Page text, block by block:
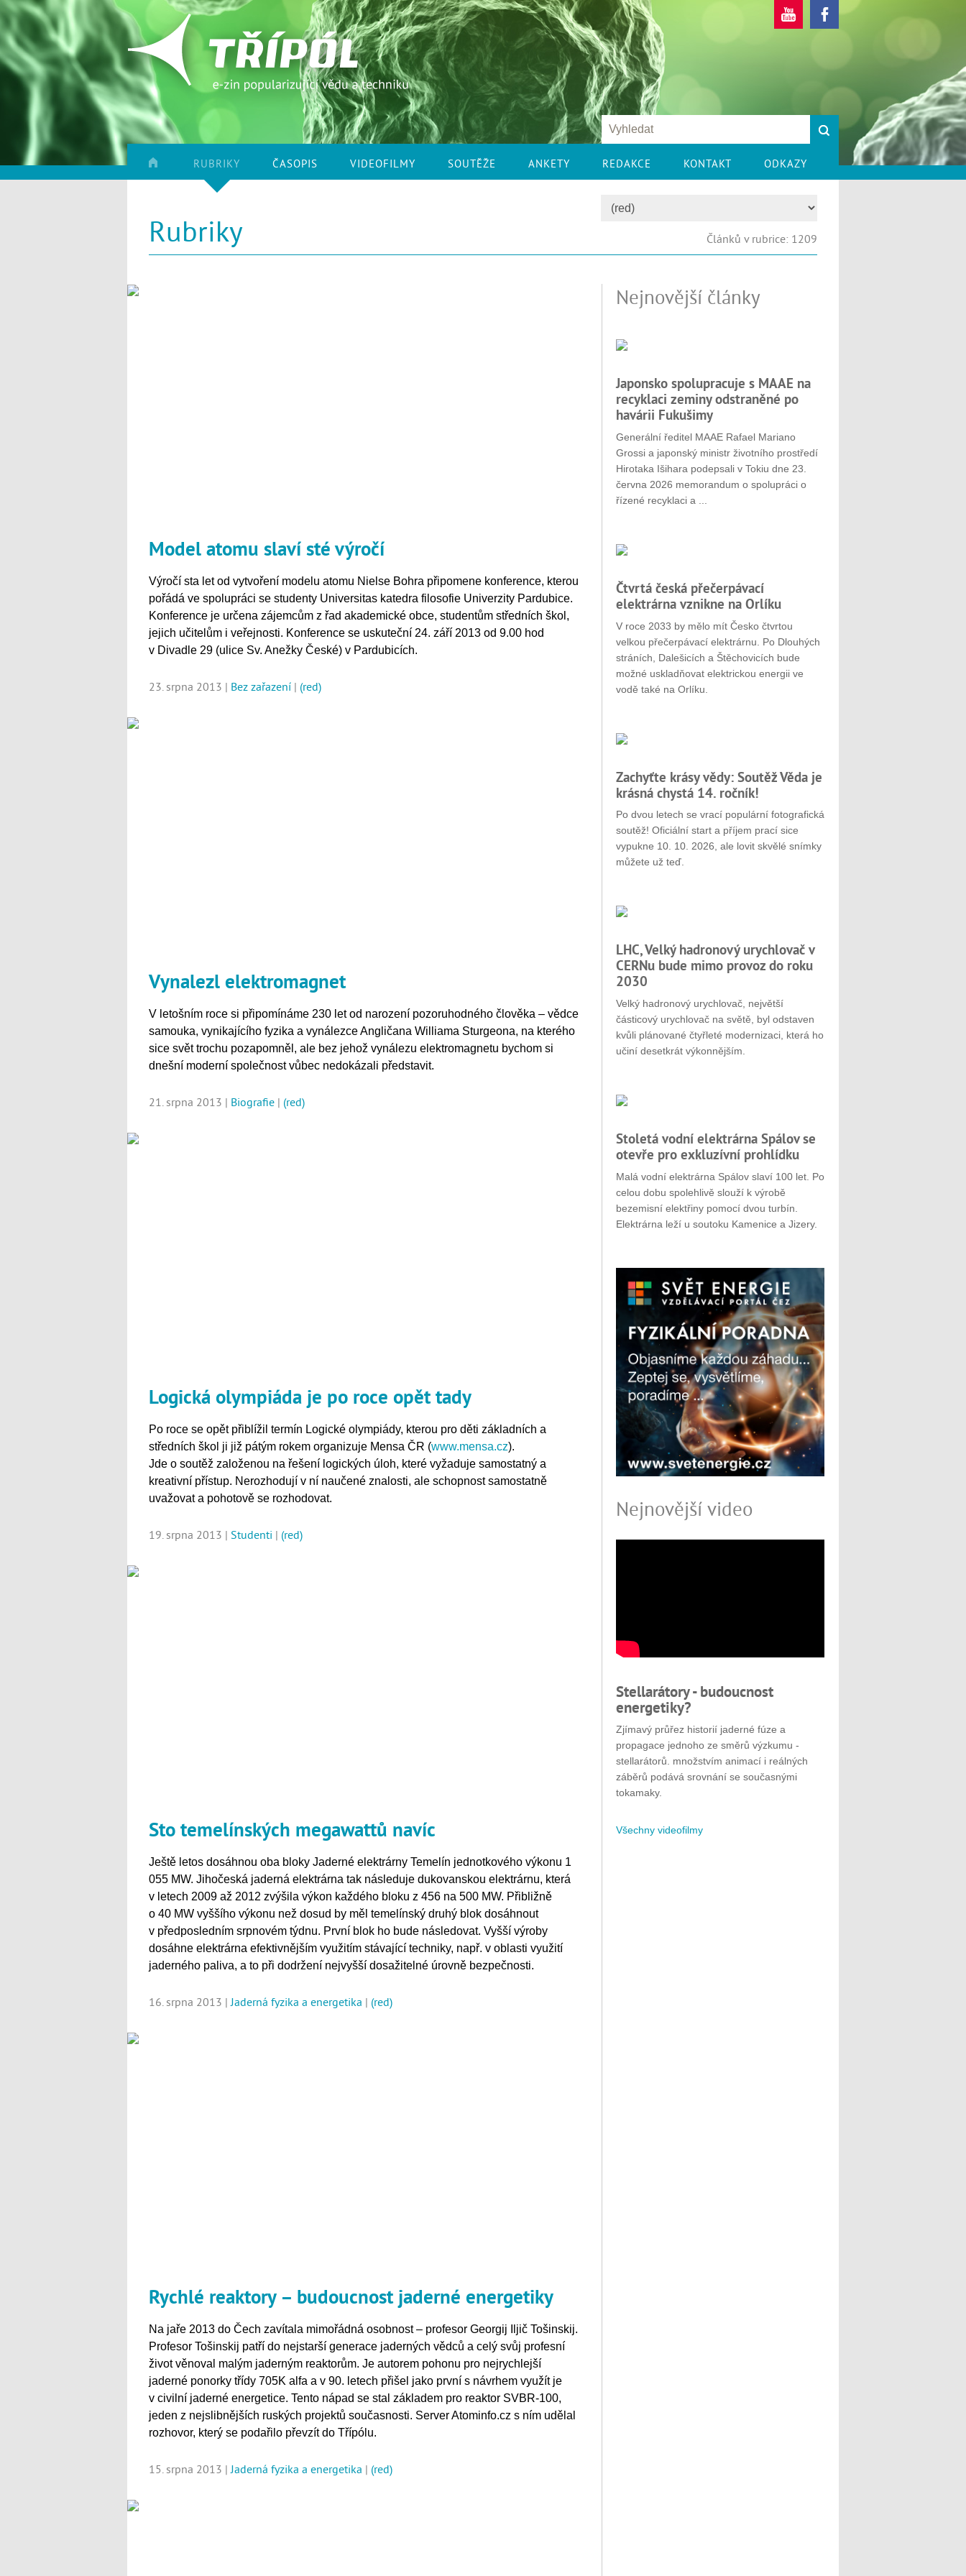
RUBRIKY ČASOPIS VIDEOFILMY SOUTĚŽE ANKETY REDAKCE KONTAKT ODKAZY
Rubriky Článků v rubrice: 1209
Model atomu slaví sté výročí
Výročí sta let od vytvoření modelu atomu Nielse Bohra připomene konference, kterou
pořádá ve spolupráci se studenty Universitas katedra filosofie Univerzity Pardubice.
Konference je určena zájemcům z řad akademické obce, studentům středních škol,
jejich učitelům i veřejnosti. Konference se uskuteční 24. září 2013 od 9.00 hod
v Divadle 29 (ulice Sv. Anežky České) v Pardubicích.
23. srpna 2013 | Bez zařazení | (red)
Vynalezl elektromagnet
V letošním roce si připomínáme 230 let od narození pozoruhodného člověka – vědce
samouka, vynikajícího fyzika a vynálezce Angličana Williama Sturgeona, na kterého
sice svět trochu pozapomněl, ale bez jehož vynálezu elektromagnetu bychom si
dnešní moderní společnost vůbec nedokázali představit.
21. srpna 2013 | Biografie | (red)
Logická olympiáda je po roce opět tady
Po roce se opět přiblížil termín Logické olympiády, kterou pro děti základních a
středních škol ji již pátým rokem organizuje Mensa ČR (www.mensa.cz).
Jde o soutěž založenou na řešení logických úloh, které vyžaduje samostatný a
kreativní přístup. Nerozhodují v ní naučené znalosti, ale schopnost samostatně
uvažovat a pohotově se rozhodovat.
19. srpna 2013 | Studenti | (red)
Sto temelínských megawattů navíc
Ještě letos dosáhnou oba bloky Jaderné elektrárny Temelín jednotkového výkonu 1
055 MW. Jihočeská jaderná elektrárna tak následuje dukovanskou elektrárnu, která
v letech 2009 až 2012 zvýšila výkon každého bloku z 456 na 500 MW. Přibližně
o 40 MW vyššího výkonu než dosud by měl temelínský druhý blok dosáhnout
v předposledním srpnovém týdnu. První blok ho bude následovat. Vyšší výroby
dosáhne elektrárna efektivnějším využitím stávající techniky, např. v oblasti využití
jaderného paliva, a to při dodržení nejvyšší dosažitelné úrovně bezpečnosti.
16. srpna 2013 |Jaderná fyzika a energetika | (red)
Rychlé reaktory – budoucnost jaderné energetiky
Na jaře 2013 do Čech zavítala mimořádná osobnost – profesor Georgij Iljič Tošinskij.
Profesor Tošinskij patří do nejstarší generace jaderných vědců a celý svůj profesní
život věnoval malým jaderným reaktorům. Je autorem pohonu pro nejrychlejší
jaderné ponorky třídy 705K alfa a v 90. letech přišel jako první s návrhem využít je
v civilní jaderné energetice. Tento nápad se stal základem pro reaktor SVBR-100,
jeden z nejslibnějších ruských projektů současnosti. Server Atominfo.cz s ním udělal
rozhovor, který se podařilo převzít do Třípólu.
15. srpna 2013 |Jaderná fyzika a energetika | (red)
Nejnovější články
Japonsko spolupracuje s MAAE na
recyklaci zeminy odstraněné po
havárii Fukušimy
Generální ředitel MAAE Rafael Mariano
Grossi a japonský ministr životního prostředí
Hirotaka Išihara podepsali v Tokiu dne 23.
června 2026 memorandum o spolupráci o
řízené recyklaci a ...
Čtvrtá česká přečerpávací
elektrárna vznikne na Orlíku
V roce 2033 by mělo mít Česko čtvrtou
velkou přečerpávací elektrárnu. Po Dlouhých
stráních, Dalešicích a Štěchovicích bude
možné uskladňovat elektrickou energii ve
vodě také na Orlíku.
Zachyťte krásy vědy: Soutěž Věda je
krásná chystá 14. ročník!
Po dvou letech se vrací populární fotografická
soutěž! Oficiální start a příjem prací sice
vypukne 10. 10. 2026, ale lovit skvělé snímky
můžete už teď.
LHC, Velký hadronový urychlovač v
CERNu bude mimo provoz do roku
2030
Velký hadronový urychlovač, největší
částicový urychlovač na světě, byl odstaven
kvůli plánované čtyřleté modernizaci, která ho
učiní desetkrát výkonnějším.
Stoletá vodní elektrárna Spálov se
otevře pro exkluzívní prohlídku
Malá vodní elektrárna Spálov slaví 100 let. Po
celou dobu spolehlivě slouží k výrobě
bezemisní elektřiny pomocí dvou turbín.
Elektrárna leží u soutoku Kamenice a Jizery.
Nejnovější video
Stellarátory - budoucnost
energetiky?
Zjímavý průřez historií jaderné fúze a
propagace jednoho ze směrů výzkumu -
stellarátorů. množstvím animací i reálných
záběrů podává srovnání se současnými
tokamaky.
Všechny videofilmy